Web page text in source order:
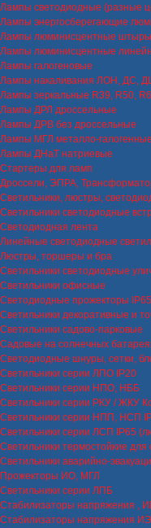
Лампы светодиодные (разные
Лампы энергосберегающие
Лампы люминисцентные
Лампы люминисцентные
Лампы галогеновые
Лампы накаливания ЛОН, ДС,
Лампы зеркальные R39, R50,
Лампы ДРЛ дроссельные
Лампы ДРВ без дроссельные
Лампы МГЛ металло-галогенные
Лампы ДНаТ натриевые
Стартеры для ламп
Дроссели, ЭПРА,
Светильники, люстры,
Светильники светодиодные
Светодиодная лента
Линейные светодиодные
Люстры, торшеры и бра
Светильники светодиодные
Светильники офисные
Светодиодные прожекторы IP65
Светильники декоративные и
Светильники садово-парковые
Садовые на солнечных
Светодиодные шнуры, сетки,
Светильники серии ЛПО IP20
Светильники серии НПО, НББ
Светильники серии РКУ / ЖКУ
Светильники серии НПП, НСП
Светильники серии ЛСП IP65
Светильники термостойкие для
Светильники аварийно-
Прожекторы ИО, МГЛ
Светильники серии ЛПБ
Стабилизаторы напряжения ,
Стабилизаторы напряжения